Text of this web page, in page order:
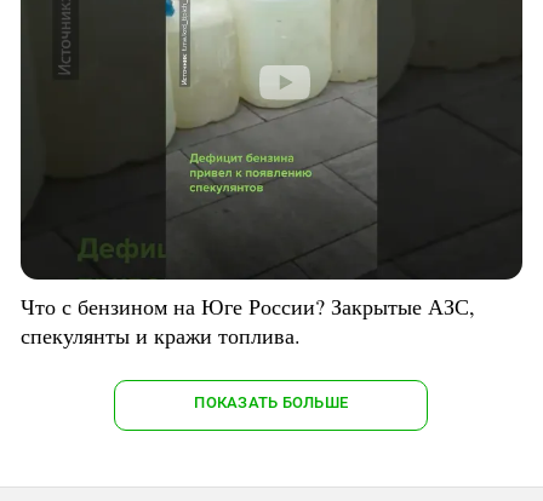
Что с бензином на Юге России? Закрытые АЗС,
спекулянты и кражи топлива.
ПОКАЗАТЬ БОЛЬШЕ